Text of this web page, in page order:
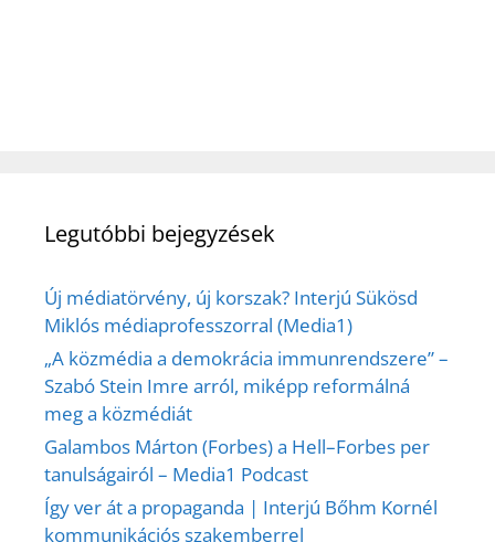
Legutóbbi bejegyzések
Új médiatörvény, új korszak? Interjú Sükösd
Miklós médiaprofesszorral (Media1)
„A közmédia a demokrácia immunrendszere” –
Szabó Stein Imre arról, miképp reformálná
meg a közmédiát
Galambos Márton (Forbes) a Hell–Forbes per
tanulságairól – Media1 Podcast
Így ver át a propaganda | Interjú Bőhm Kornél
kommunikációs szakemberrel